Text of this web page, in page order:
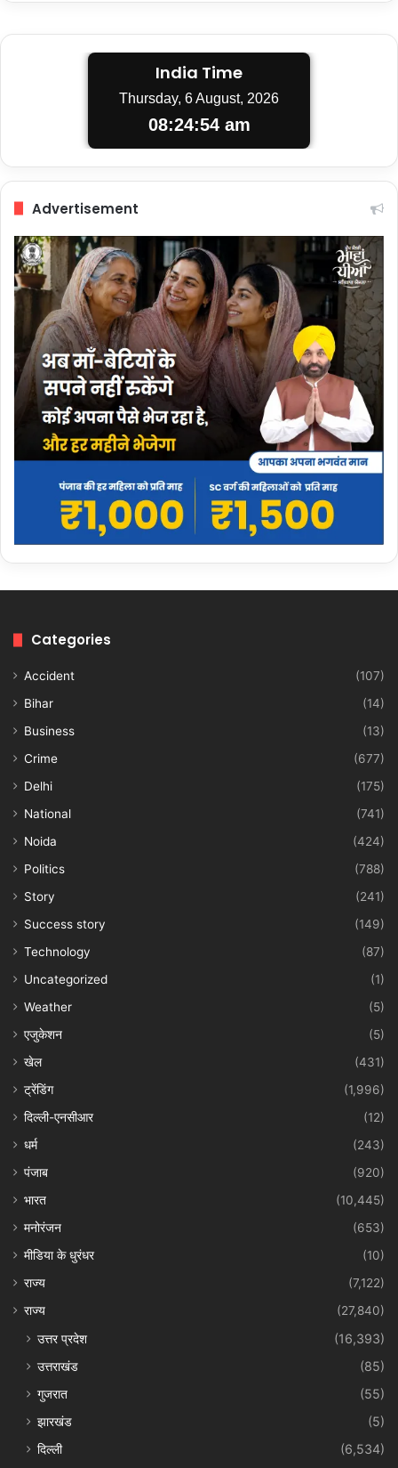
India Time
Thursday, 6 August, 2026
08:24:55 am
Advertisement
Categories
Accident
(107)
Bihar
(14)
Business
(13)
Crime
(677)
Delhi
(175)
National
(741)
Noida
(424)
Politics
(788)
Story
(241)
Success story
(149)
Technology
(87)
Uncategorized
(1)
Weather
(5)
एजुकेशन
(5)
खेल
(431)
ट्रेंडिंग
(1,996)
दिल्ली-एनसीआर
(12)
धर्म
(243)
पंजाब
(920)
भारत
(10,445)
मनोरंजन
(653)
मीडिया के धुरंधर
(10)
राज्य
(7,122)
राज्य
(27,840)
उत्तर प्रदेश
(16,393)
उत्तराखंड
(85)
गुजरात
(55)
झारखंड
(5)
दिल्ली
(6,534)